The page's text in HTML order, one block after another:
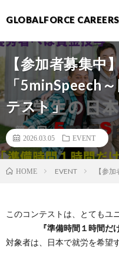
GLOBALFORCE CAREERS
【参加者募集
「5minSpeech
テスト」
2026.03.05 EVENT
HOME EVENT 【参
このコンテストは、とてもユ
『準備時間１時間
対象者は、日本で就労を希望